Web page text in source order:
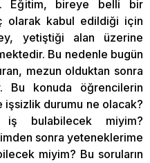
Eğitim, bireye belli bir
olarak kabul edildiği için
yetiştiği alan üzerine
Bu nedenle bugün
mezun olduktan sonra
Bu konuda öğrencilerin
işsizlik durumu ne olacak?
iş bulabilecek miyim?
sonra yeteneklerime
miyim? Bu soruların